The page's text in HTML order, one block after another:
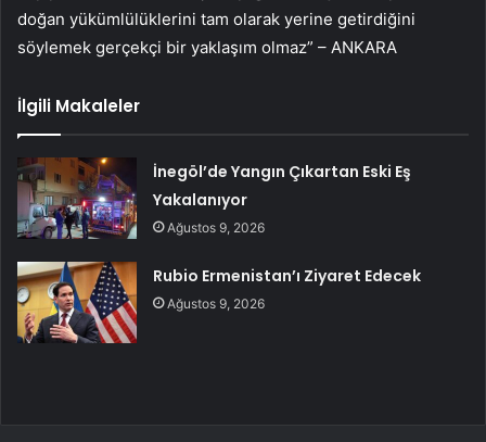
doğan yükümlülüklerini tam olarak yerine getirdiğini
söylemek gerçekçi bir yaklaşım olmaz” – ANKARA
İlgili Makaleler
İnegöl’de Yangın Çıkartan Eski Eş
Yakalanıyor
Ağustos 9, 2026
Rubio Ermenistan’ı Ziyaret Edecek
Ağustos 9, 2026